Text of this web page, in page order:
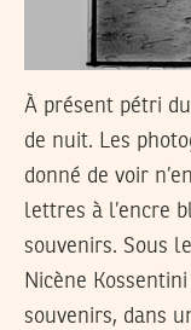
À présent pétri
de nuit. Les
donné de voir
lettres à l’encre
souvenirs. Sous
Nicène
souvenirs, dans